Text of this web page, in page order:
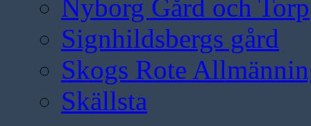
Nyborg Gård och Torp
Signhildsbergs gård
Skogs Rote
Skällsta